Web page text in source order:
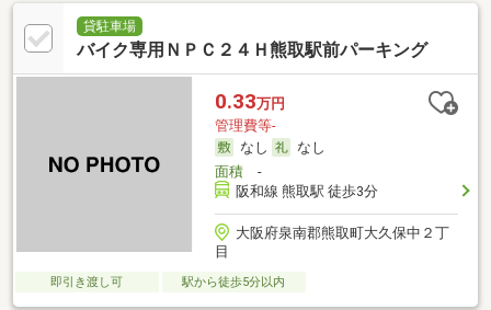
貸駐車場
バイク専用ＮＰＣ２４Ｈ熊取駅前パーキング
0.33万円
管理費等-
なし
なし
面積-
阪和線 熊取駅 徒歩3分
大阪府泉南郡熊取町大久保中２丁
目
即引き渡し可 駅から徒歩5分以内